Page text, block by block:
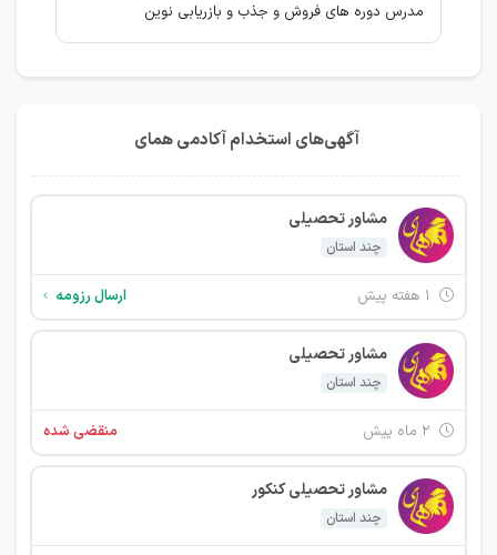
مدرس دوره های فروش و جذب و بازریابی نوین
آگهی‌های استخدام آکادمی همای
مشاور تحصیلی
چند استان
ارسال رزومه
مشاور تحصیلی
چند استان
منقضی شده
مشاور تحصیلی کنکور
چند استان